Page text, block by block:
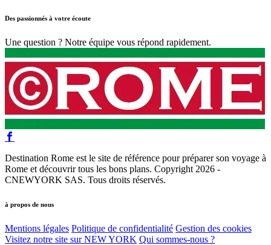
Des passionnés à votre écoute
Une question ? Notre équipe vous répond rapidement.
Destination Rome est le site de référence pour préparer son voyage à
Rome et découvrir tous les bons plans. Copyright 2026 -
CNEWYORK SAS. Tous droits réservés.
à propos de nous
Mentions légales Politique de confidentialité Gestion des cookies
Visitez notre site sur NEW YORK Qui sommes-nous ?